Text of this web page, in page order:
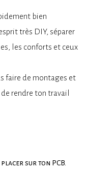
bien
très DIY, séparer
les conforts et ceux
faire de montages et
rendre ton travail
sur ton PCB.